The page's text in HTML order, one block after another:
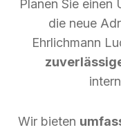
Planen Sie einen
die neue
Ehrlichmann
Wir bieten